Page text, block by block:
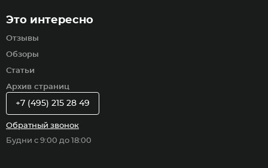
Это интересно
Отзывы
Обзоры
Статьи
Архив страниц
+7 (495) 215 28 49
Обратный звонок
Будни с 9:00 до 18:00